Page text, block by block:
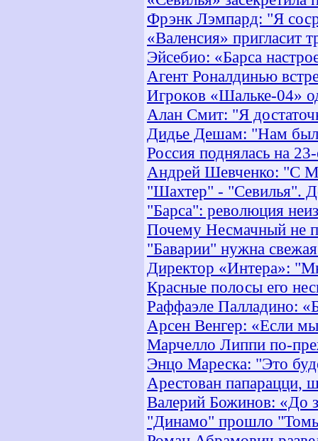
Фрэнк Лэмпард: "Я
«Валенсия» пригласит
Эйсебио: «Барса
Агент Роналдинью
Игроков «Шальке-04»
Алан Смит: "Я
Дидье Дешам: "Нам
Россия поднялась на
Андрей Шевченко: "С
"Шахтер" - "Севилья".
"Барса": революция
Почему Несмачный не
"Баварии" нужна
Директор «Интера»:
Красные полосы его
Раффаэле Палладино:
Арсен Венгер: «Если мы
Марчелло Липпи по-
Энцо Мареска: "Это
Арестован папарацци,
Валерий Божинов: «До
"Динамо" прошло